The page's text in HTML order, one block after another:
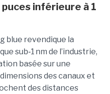
inférieure à 1
blue revendique la
sub‑1 nm de l’industrie,
basée sur une
des canaux et
des distances